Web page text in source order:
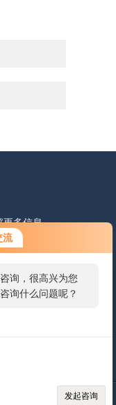
流
询，很高兴为您
询什么问题呢？
久了，是否找到
以直接在线与我
发起咨询
更多信息